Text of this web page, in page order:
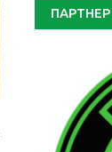
ПАРТНЕР